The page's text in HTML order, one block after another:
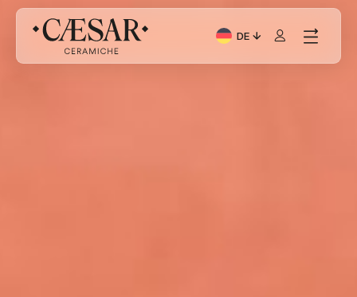
DE
Aktuelle Sprache: